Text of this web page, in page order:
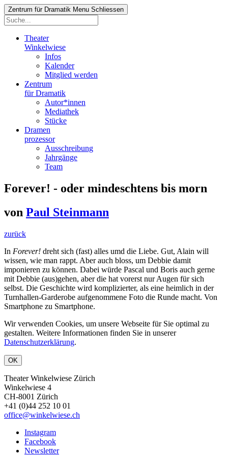
Zentrum für Dramatik Menu Schliessen
Theater
Winkelwiese
Infos
Kalender
Mitglied werden
Zentrum
für Dramatik
Autor*innen
Mediathek
Stücke
Dramen
prozessor
Ausschreibung
Jahrgänge
Team
Forever! - oder mindeschtens bis morn
von Paul Steinmann
zurück
In Forever! dreht sich (fast) alles umd die Liebe. Gut, Alain will
wissen, wie man rappt. Aber auch bloss, um Debbie damit
imponieren zu können. Dabei würde Pascal und Boris auch gerne
mit Debbie (aus)gehen, aber die hat vorerst nur Augen für sich
selbst. Die Geschichte wird komplizierter, als eine heimlich in der
Turnhallen-Garderobe aufgenommene Foto die Runde macht. Von
Smartphone zu Smartphone.
Wir verwenden Cookies, um unsere Webseite für Sie optimal zu
gestalten. Weitere Informationen finden Sie in unserer
Datenschutzerklärung.
OK
Theater Winkelwiese Zürich
Winkelwiese 4
CH-8001 Zürich
+41 (0)44 252 10 01
office@winkelwiese.ch
Instagram
Facebook
Newsletter